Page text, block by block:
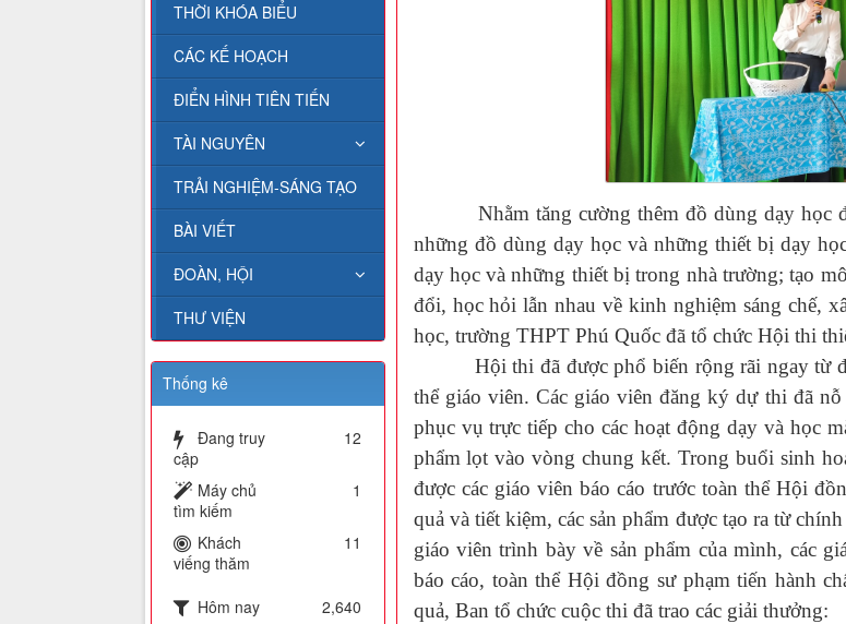
Nhằm tăng cường thêm đồ dùng dạy học để
những đồ dùng dạy học và những thiết bị dạy
dạy học và những thiết bị trong nhà trường; tạo
đổi, học hỏi lẫn nhau về kinh nghiệm sáng chế,
học, trường THPT Phú Quốc đã tổ chức Hội thi
Hội thi đã được phổ biến rộng rãi ngay từ
thể giáo viên. Các giáo viên đăng ký dự thi đã
phục vụ trực tiếp cho các hoạt động dạy và học
phẩm lọt vào vòng chung kết. Trong buổi sinh
được các giáo viên báo cáo trước toàn thể Hội
quả và tiết kiệm, các sản phẩm được tạo ra từ
giáo viên trình bày về sản phẩm của mình, các
báo cáo, toàn thể Hội đồng sư phạm tiến hành
quả, Ban tổ chức cuộc thi đã trao các giải thưởng:
THỜI KHÓA BIỂU
CÁC KẾ HOẠCH
ĐIỂN HÌNH TIÊN TIẾN
TÀI NGUYÊN
TRẢI NGHIỆM-SÁNG TẠO
BÀI VIẾT
ĐOÀN, HỘI
THƯ VIỆN
Thống kê
Đang truy
cập
12
Máy chủ
tìm kiếm
1
Khách
viếng thăm
11
Hôm nay
2,640